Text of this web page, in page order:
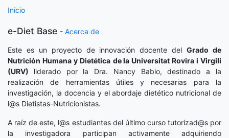
Inicio
e-Diet Base - Acerca de
Este es un proyecto de innovación docente delGrado de
Nutrición Humana y Dietética de la Universitat Rovira i Virgili
(URV) liderado por la Dra. Nancy Babio, destinado a la
realización de herramientas útiles y necesarias para la
investigación, la docencia y el abordaje dietético nutricional de
l@s Dietistas-Nutricionistas.
A raíz de este, l@s estudiantes del último curso tutorizad@s por
la investigadora participan activamente adquiriendo